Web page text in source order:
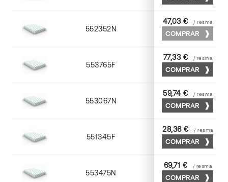
552352N 52 x 70
47,03 € / resma
COMPRAR
553765F 65 x 90
77,33 € / resma
COMPRAR
553067N 65 x 90
59,74 € / resma
COMPRAR
551345F 45 x 64
28,36 € / resma
COMPRAR
553475N 75 x 53
69,71 € / resma
COMPRAR